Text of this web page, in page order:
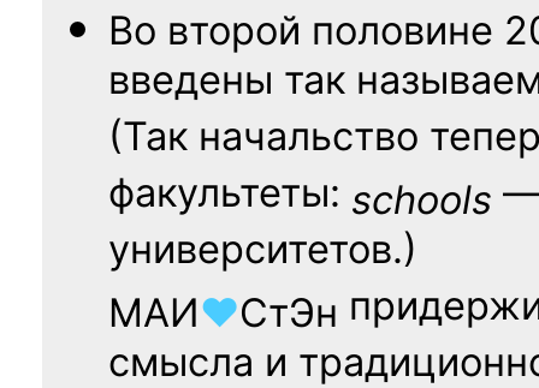
Во второй половине
введены так
(Так начальство
факультеты: schools —
университетов.)
МАИ♥СтЭн
смысла и